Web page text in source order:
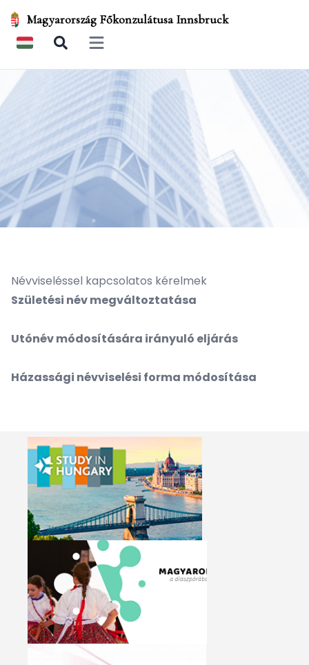
Magyarország Főkonzulátusa Innsbruck
Open main menu
Névviseléssel kapcsolatos kérelmek
Születési név megváltoztatása
Utónév módosítására irányuló eljárás
Házassági névviselési forma módosítása